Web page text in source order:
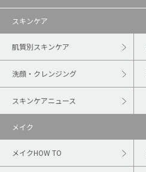
スキンケア
肌質別スキンケア
洗顔・クレンジング
スキンケアニュース
メイク
メイクHOW TO